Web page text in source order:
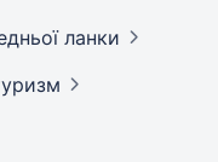
ланки